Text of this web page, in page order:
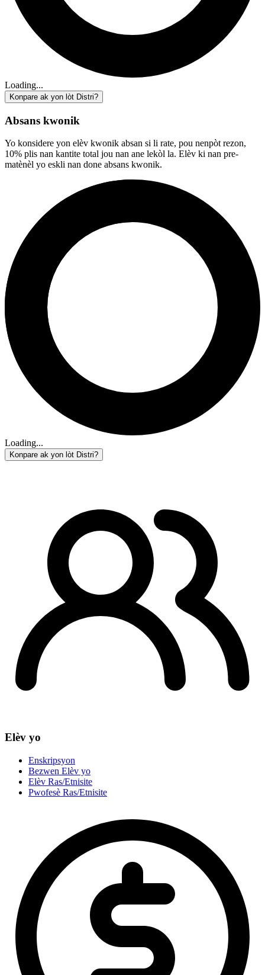
Loading...
Konpare ak yon lòt Distri?
Absans kwonik
Yo konsidere yon elèv kwonik absan si li rate, pou nenpòt rezon,
10% plis nan kantite total jou nan ane lekòl la. Elèv ki nan pre-
matènèl yo eskli nan done absans kwonik.
Loading...
Konpare ak yon lòt Distri?
Elèv yo
Enskripsyon
Bezwen Elèv yo
Elèv Ras/Etnisite
Pwofesè Ras/Etnisite